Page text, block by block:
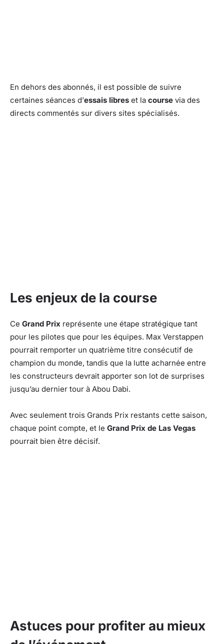
En dehors des abonnés, il est possible de suivre
certaines séances d’essais libres et la course via des
directs commentés sur divers sites spécialisés.
Les enjeux de la course
Ce Grand Prix représente une étape stratégique tant
pour les pilotes que pour les équipes. Max Verstappen
pourrait remporter un quatrième titre consécutif de
champion du monde, tandis que la lutte acharnée entre
les constructeurs devrait apporter son lot de surprises
jusqu’au dernier tour à Abou Dabi.
Avec seulement trois Grands Prix restants cette saison,
chaque point compte, et le Grand Prix de Las Vegas
pourrait bien être décisif.
Astuces pour profiter au mieux